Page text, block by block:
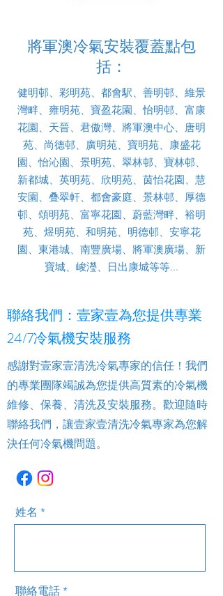
將軍澳冷氣安裝覆蓋點包
括：
健明邨、彩明苑、都會駅、善明邨、維景
灣畔、雍明苑、寶盈花園、怡明邨、富康
花園、天晉、君傲灣、將軍澳中心、唐明
苑、尚德邨、廣明苑、寶明苑、康盛花
園、怡沁園、景明苑、翠林邨、寶林邨、
新都城、英明苑、欣明苑、茵怡花園、慧
安園、叠翠軒、都會豪庭、景林邨、厚德
邨、頌明苑、富寧花園、蔚藍灣畔、裕明
苑、煜明苑、和明苑、明德邨、安寧花
園、東港城、南豐廣場、將軍澳廣場、新
寶城、峻瀅、日出康城等等...
聯絡我們：壹家壹為您提供專業
24/7冷氣機安裝服務
感謝對壹家壹清洗冷氣專家的信任！我們
的專業團隊竭誠為您提供高質素的冷氣機
維修、保養、清洗及安裝服務。歡迎隨時
聯絡我們，讓壹家壹清洗冷氣專家為您解
決任何冷氣機問題。
姓名
聯絡電話